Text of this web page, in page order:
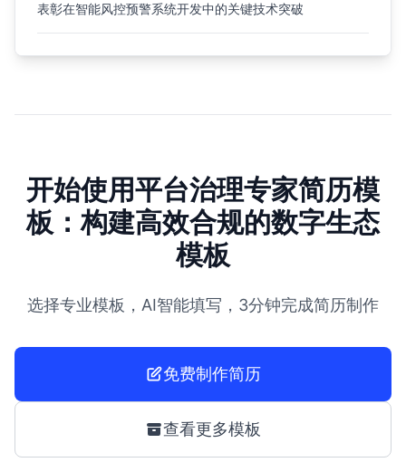
表彰在智能风控预警系统开发中的关键技术突破
开始使用平台治理专家简历模
板：构建高效合规的数字生态
模板
选择专业模板，AI智能填写，3分钟完成简历制作
免费制作简历
查看更多模板